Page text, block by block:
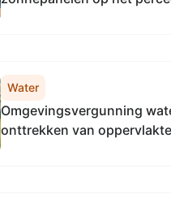
Water
Omgevingsvergunning
onttrekken van